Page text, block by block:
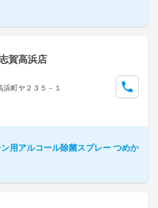
賀高浜店
町ヤ２３５－１
用アルコール除菌スプレー つめか